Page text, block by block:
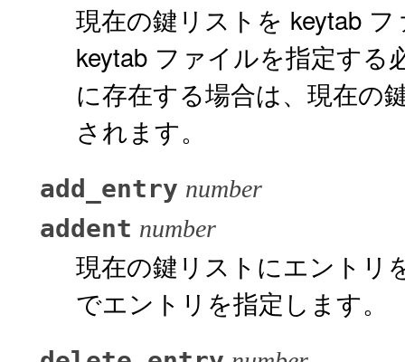
現在の鍵リストを keytab
keytab ファイルを指定する
に存在する場合は、現在の
されます。
add_entry number
addent number
現在の鍵リストにエントリ
でエントリを指定します。